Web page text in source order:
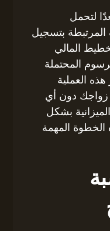
لتحمل
بتسجيل
المالي
المحتملة
العملية
دون أي
بشكل
المهمة